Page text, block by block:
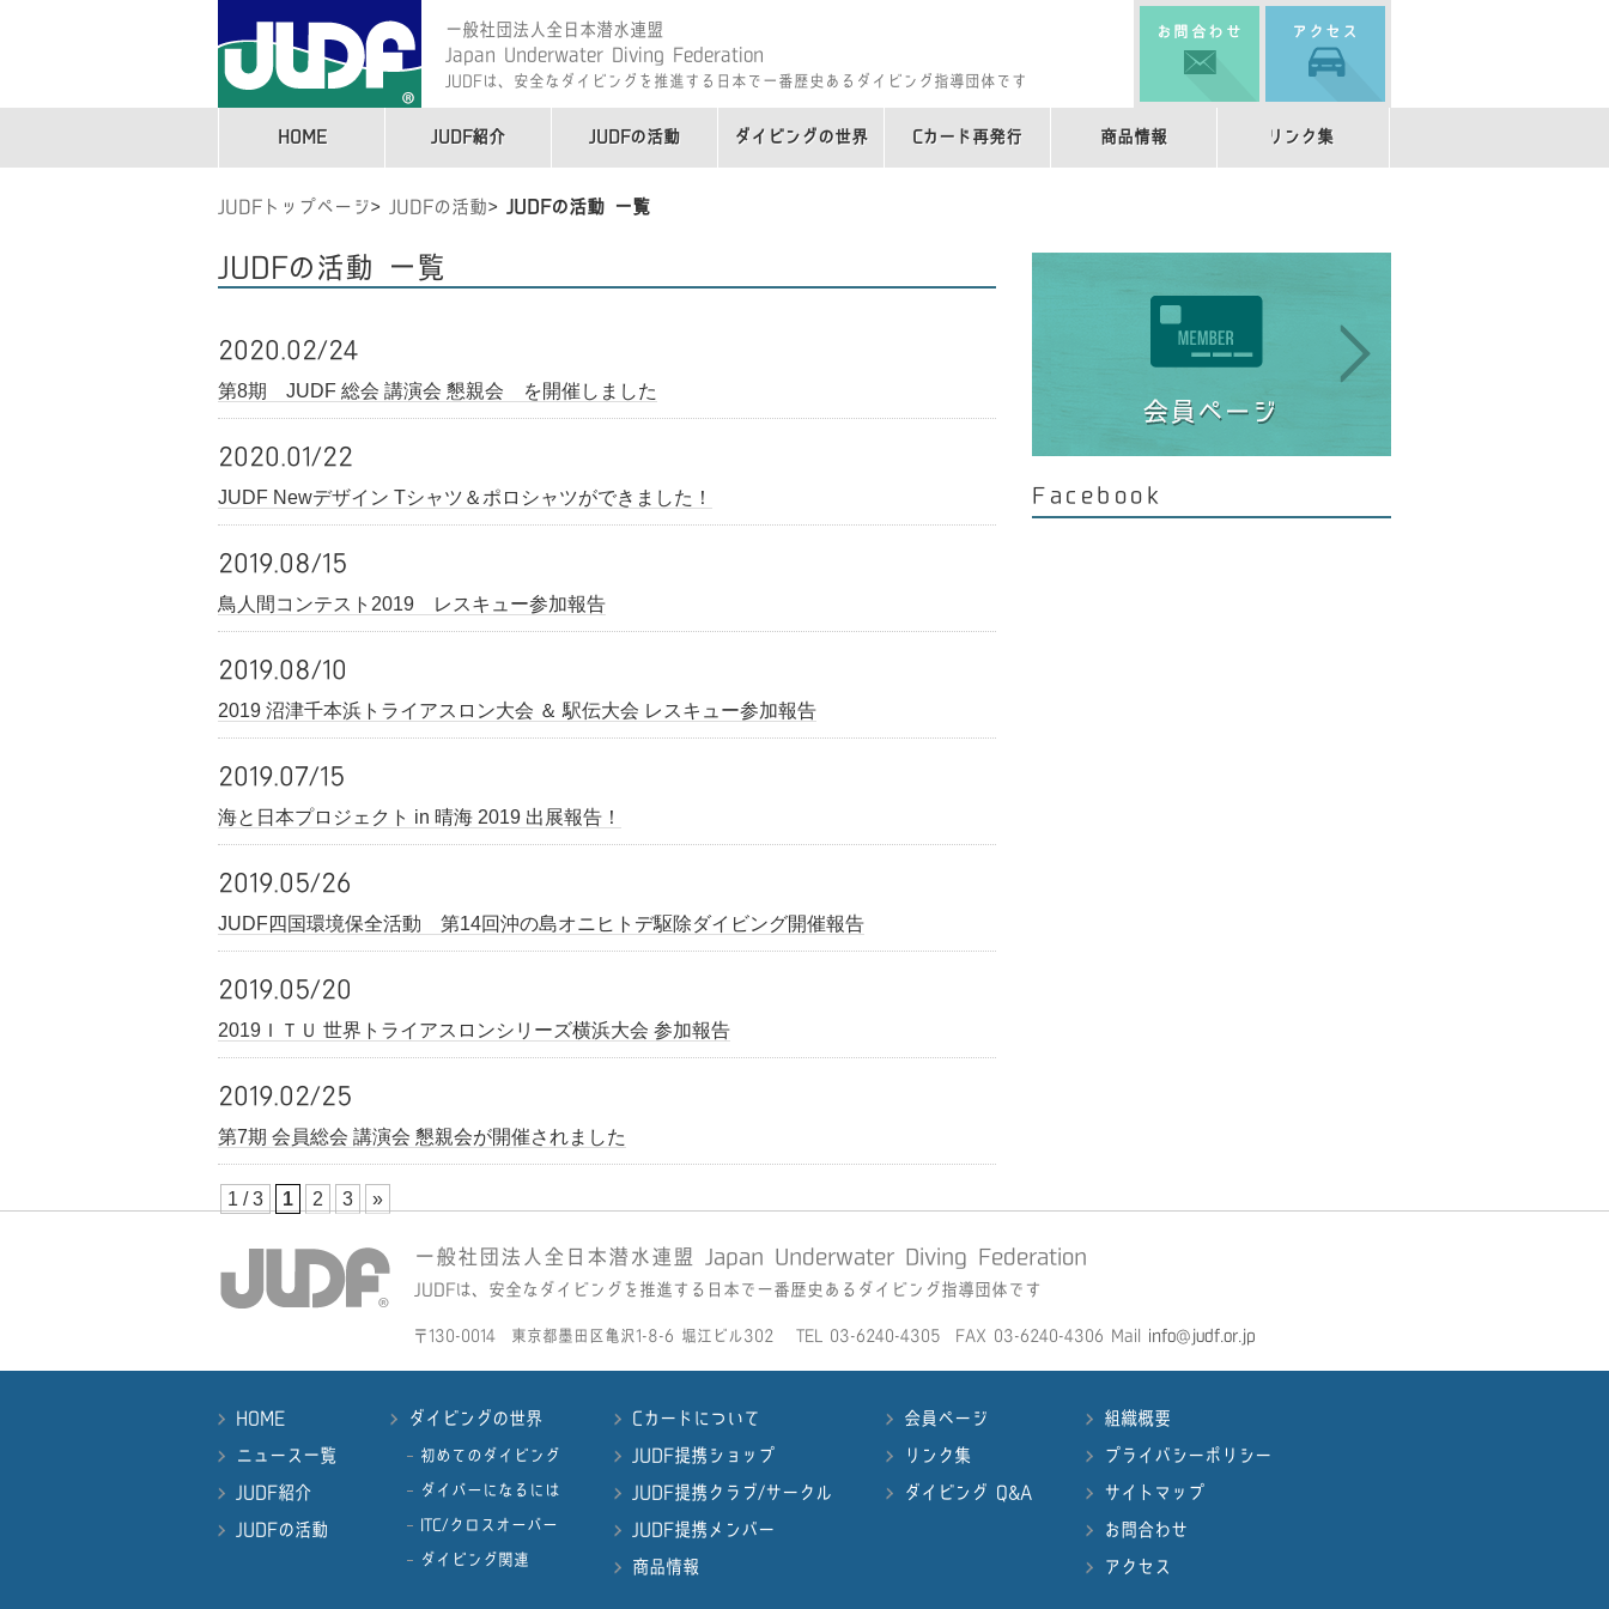
一般社団法人全日本潜水連盟
Japan Underwater Diving Federation
JUDFは、安全なダイビングを推進する日本で一番歴史あるダイビング指導団体です
HOME JUDF紹介 JUDFの活動 ダイビングの世界 Cカード再発行 商品情報 リンク集
JUDFトップページ JUDFの活動 JUDFの活動 一覧
JUDFの活動 一覧
2020.02/24
第8期 JUDF 総会 講演会 懇親会 を開催しました
2020.01/22
JUDF Newデザイン Tシャツ＆ポロシャツができました！
2019.08/15
鳥人間コンテスト2019 レスキュー参加報告
2019.08/10
2019 沼津千本浜トライアスロン大会 ＆ 駅伝大会 レスキュー参加報告
2019.07/15
海と日本プロジェクト in 晴海 2019 出展報告！
2019.05/26
JUDF四国環境保全活動 第14回沖の島オニヒトデ駆除ダイビング開催報告
2019.05/20
2019ＩＴＵ 世界トライアスロンシリーズ横浜大会 参加報告
2019.02/25
第7期 会員総会 講演会 懇親会が開催されました
1 / 3 1 2 3 »
Facebook
一般社団法人全日本潜水連盟 Japan Underwater Diving Federation
JUDFは、安全なダイビングを推進する日本で一番歴史あるダイビング指導団体です
〒130-0014 東京都墨田区亀沢1-8-6 堀江ビル302 TEL 03-6240-4305 FAX 03-6240-4306 Mail info@judf.or.jp
HOME
ニュース一覧
JUDF紹介
JUDFの活動
ダイビングの世界
初めてのダイビング
ダイバーになるには
ITC/クロスオーバー
ダイビング関連
Cカードについて
JUDF提携ショップ
JUDF提携クラブ/サークル
JUDF提携メンバー
商品情報
会員ページ
リンク集
ダイビング Q&A
組織概要
プライバシーポリシー
サイトマップ
お問合わせ
アクセス